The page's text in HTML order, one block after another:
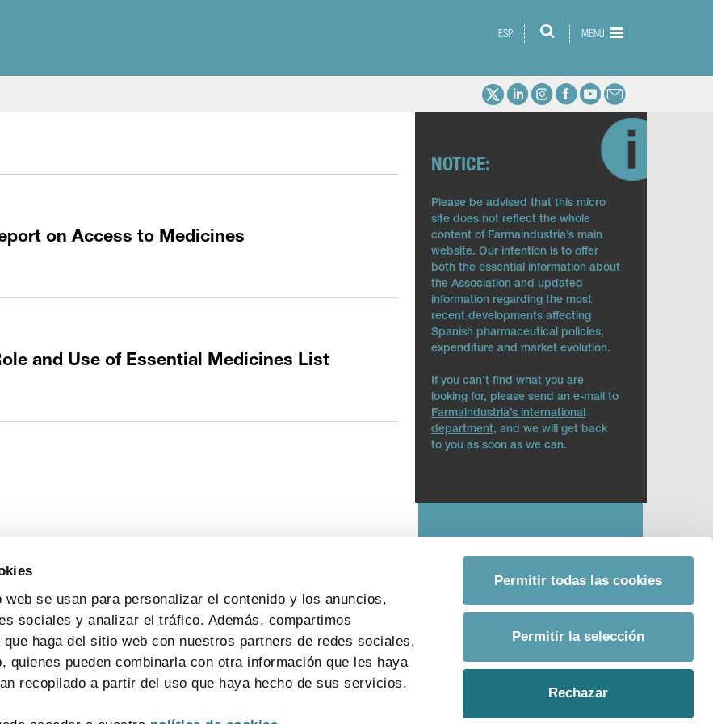
se usan para personalizar el contenido y los anuncios,
sociales y analizar el tráfico. Además, compartimos
haga del sitio web con nuestros partners de redes sociales,
quienes pueden combinarla con otra información que les haya
recopilado a partir del uso que haya hecho de sus servicios.
Permitir todas las cookies
Permitir la selección
Rechazar
ESP MENÚ
on Access to Medicines
and Use of Essential Medicines List
NOTICE:
Please be advised that this micro
site does not reflect the whole
content of Farmaindustria’s main
website. Our intention is to offer
both the essential information about
the Association and updated
information regarding the most
recent developments affecting
Spanish pharmaceutical policies,
expenditure and market evolution.
If you can’t find what you are
looking for, please send an e-mail to
Farmaindustria’s international
department, and we will get back
to you as soon as we can.